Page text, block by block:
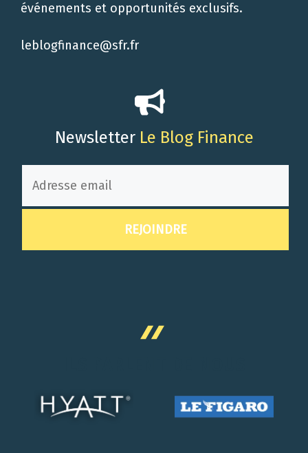
événements et opportunités exclusifs.
leblogfinance@sfr.fr
Newsletter Le Blog Finance